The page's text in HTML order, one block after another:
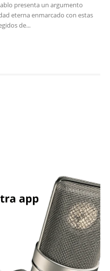
presenta un argumento
eterna enmarcado con estas
de...